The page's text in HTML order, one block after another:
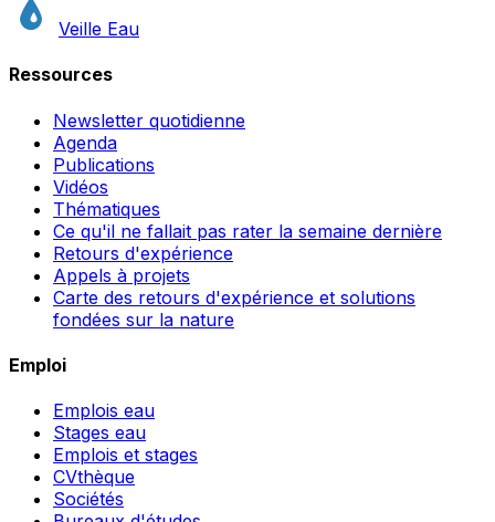
Veille Eau
Ressources
Newsletter quotidienne
Agenda
Publications
Vidéos
Thématiques
Ce qu'il ne fallait pas rater la semaine dernière
Retours d'expérience
Appels à projets
Carte des retours d'expérience et solutions
fondées sur la nature
Emploi
Emplois eau
Stages eau
Emplois et stages
CVthèque
Sociétés